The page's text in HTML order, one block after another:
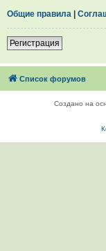
Общие правила |
Регистрация
Список форумов
Создано на